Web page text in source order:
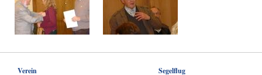
Verein Segelflug